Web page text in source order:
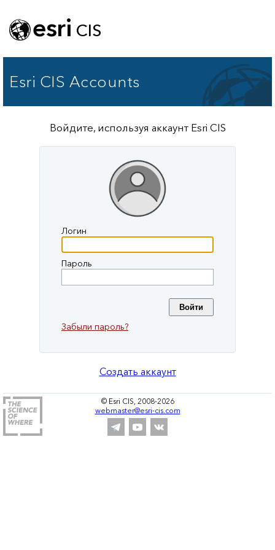
esri CIS
Esri CIS Accounts
Войдите, используя аккаунт Esri CIS
Логин
Пароль
Забыли пароль?
Создать аккаунт
© Esri CIS, 2008-2026
webmaster@esri-cis.com